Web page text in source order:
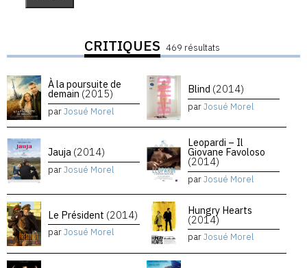
CRITIQUES 469 résultats
À la poursuite de
demain (2015)
parJosué Morel
Blind (2014)
parJosué Morel
Jauja (2014)
parJosué Morel
Leopardi – Il
Giovane Favoloso
(2014)
parJosué Morel
Le Président (2014)
parJosué Morel
Hungry Hearts
(2014)
parJosué Morel